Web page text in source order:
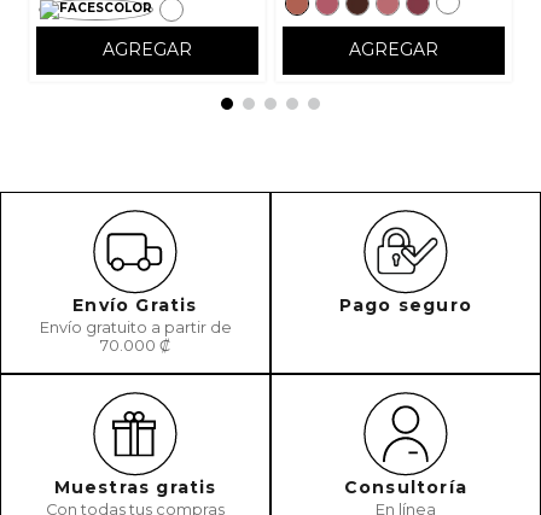
AGREGAR AGREGAR
Envío Gratis
Envío gratuito a partir de
70.000 ₡
Pago seguro
Muestras gratis
Con todas tus compras
Consultoría
En línea